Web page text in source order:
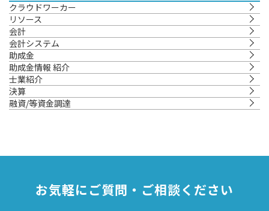
クラウドワーカー
リソース
会計
会計システム
助成金
助成金情報 紹介
士業紹介
決算
融資/等資金調達
お気軽にご質問・ご相談ください